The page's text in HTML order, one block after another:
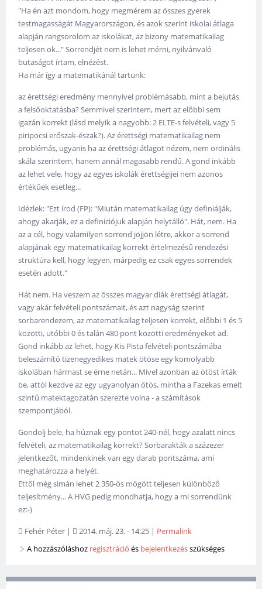
"Ha én azt mondom, hogy megmérem az összes gyerek
testmagasságát Magyarországon, és azok szerint iskolai átlaga
alapján rangsorolom az iskolákat, az bizony matematikailag
teljesen ok..." Sorrendjét nem is lehet mérni, nyilvánvaló
butaságot írtam, elnézést.
Ha már így a matematikánál tartunk:
az érettségi eredmény mennyivel problémásabb, mint a bejutás
a felsőoktatásba? Semmivel szerintem, mert az előbbi sem
igazán korrekt (lásd melyik a nagyobb: 2 ELTE-s felvételi, vagy 5
piripocsi erőszak-észak?). Az érettségi matematikailag nem
problémás, ugyanis ha az érettségi átlagot nézem, nem ordinális
skála szerintem, hanem annál magasabb rendű. A gond inkább
az lehet vele, hogy az egyes iskolák érettségijei nem azonos
értékűek esetleg...
Idézlek: "Ezt írod (FP): "Miután matematikailag úgy definiálják,
ahogy akarják, ez a definíciójuk alapján helytálló". Hát, nem. Ha
az a cél, hogy valamilyen sorrend jöjjön létre, akkor a sorrend
alapjának egy matematikailag korrekt értelmezésű rendezési
struktúra kell, hogy legyen, márpedig ez csak egyes sorrendek
esetén adott."
Hát nem. Ha veszem az összes magyar diák érettségi átlagát,
vagy akár felvételi pontszámait, és azt nagyság szerint
sorbarendezem, az matematikailag teljesen korrekt, előbbi 1 és 5
közötti, utóbbi 0 és talán 480 pont közötti eredményeket ad.
Gond inkább az lehet, hogy Kis Pista felvételi pontszámába
beleszámító tizenegyedikes matek ötöse egy komolyabb
iskolában hármast se érne netán... Mivel azonban az ötöst írták
be, attól kezdve az egy ugyanolyan ötös, mintha a Fazekas emelt
szintű matektagozatán szerezte volna - a számítások
szempontjából.
Gondolj bele, ha húznak egy pontot 240-nél, hogy azalatt nincs
felvételi, az matematikailag korrekt? Sorbarakták a százezer
jelentkezőt, mindenkinek van egy darab pontszáma, ami
meghatározza a helyét.
Ettől még simán lehet 2 350-ös mögött teljesen különböző
teljesítmény... A HVG pedig mondhatja, hogy a mi sorrendünk
ez:-)
Fehér Péter | 2014. máj. 23. - 14:25 | Permalink
A hozzászóláshoz regisztráció és bejelentkezésszükséges